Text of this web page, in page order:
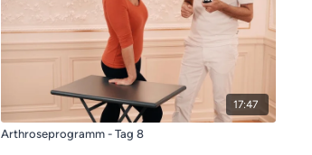
17:47
Arthroseprogramm - Tag 8